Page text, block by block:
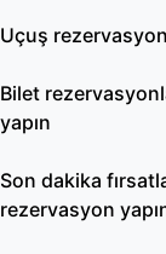
Uçuş
Bilet
yapın
Son dakika
rezervasyon